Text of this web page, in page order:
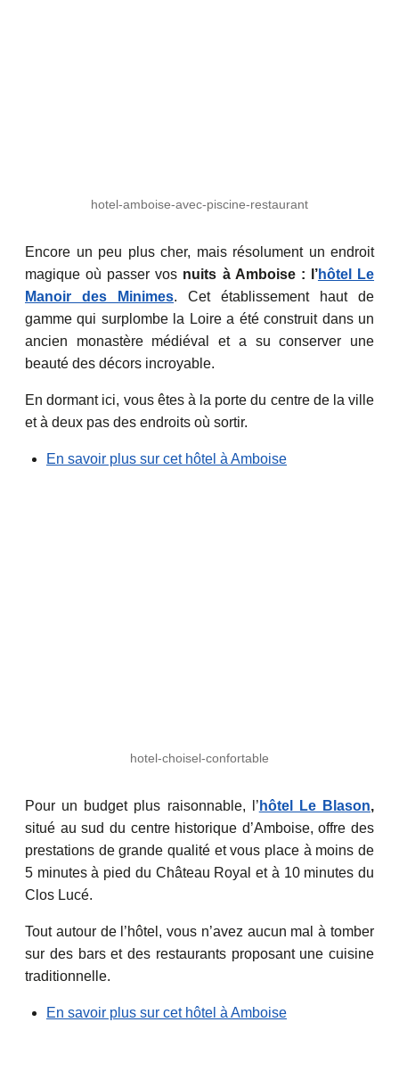
hotel-amboise-avec-piscine-restaurant
Encore un peu plus cher, mais résolument un endroit
magique où passer vos nuits à Amboise : l’hôtel Le
Manoir des Minimes. Cet établissement haut de
gamme qui surplombe la Loire a été construit dans un
ancien monastère médiéval et a su conserver une
beauté des décors incroyable.
En dormant ici, vous êtes à la porte du centre de la ville
et à deux pas des endroits où sortir.
En savoir plus sur cet hôtel à Amboise
hotel-choisel-confortable
Pour un budget plus raisonnable, l’ hôtel Le Blason,
situé au sud du centre historique d’Amboise, offre des
prestations de grande qualité et vous place à moins de
5 minutes à pied du Château Royal et à 10 minutes du
Clos Lucé.
Tout autour de l’hôtel, vous n’avez aucun mal à tomber
sur des bars et des restaurants proposant une cuisine
traditionnelle.
En savoir plus sur cet hôtel à Amboise